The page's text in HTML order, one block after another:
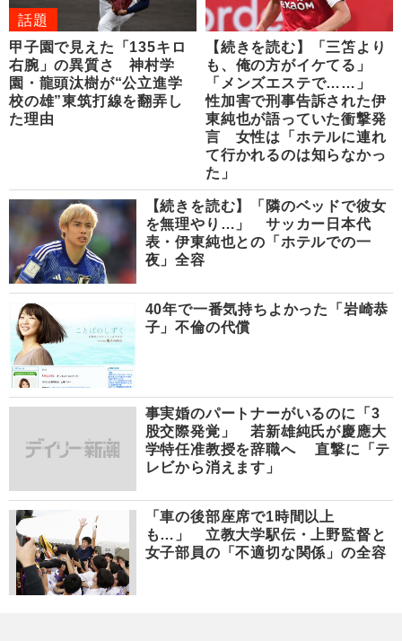
話題
甲子園で見えた「135キロ
右腕」の異質さ 神村学
園・龍頭汰樹が“公立進学
校の雄”東筑打線を翻弄し
た理由
【続きを読む】「三笘より
も、俺の方がイケてる」
「メンズエステで……」
性加害で刑事告訴された伊
東純也が語っていた衝撃発
言 女性は「ホテルに連れ
て行かれるのは知らなかっ
た」
【続きを読む】「隣のベッドで彼女
を無理やり…」 サッカー日本代
表・伊東純也との「ホテルでの一
夜」全容
40年で一番気持ちよかった「岩崎恭
子」不倫の代償
事実婚のパートナーがいるのに「3
股交際発覚」 若新雄純氏が慶應大
学特任准教授を辞職へ 直撃に「テ
レビから消えます」
「車の後部座席で1時間以上
も…」 立教大学駅伝・上野監督と
女子部員の「不適切な関係」の全容